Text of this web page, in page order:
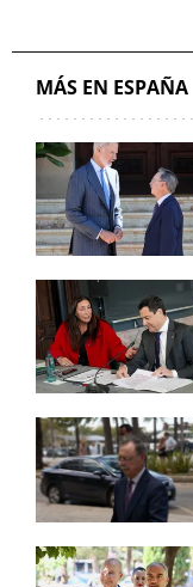
MÁS EN ESPAÑA